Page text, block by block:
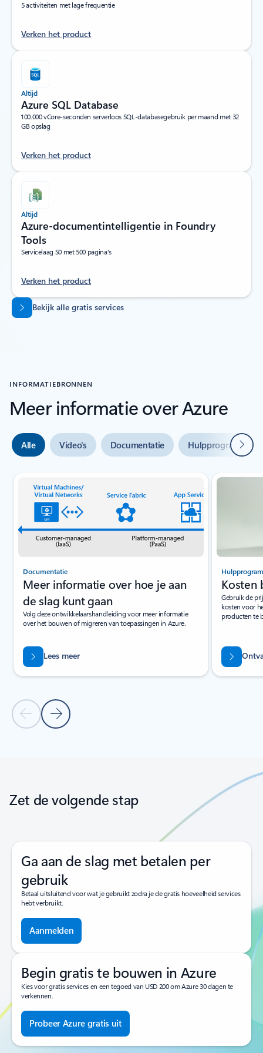
5 activiteiten met lage frequentie
Verken het product
Altijd
Azure SQL Database
100.000 vCore-seconden serverloos SQL-databasegebruik per maand met 32
GB opslag
Verken het product
Altijd
Azure-documentintelligentie in Foundry
Tools
Servicelaag S0 met 500 pagina's
Verken het product
Terug naar tabbladen
Bekijk alle gratis services
INFORMATIEBRONNEN
Meer informatie over Azure
Alle Video's Documentatie Hulpprogramma's
Dia {0} {1} indicator
Vorige diaVolgende dia
Documentatie
Meer informatie over hoe je aan
de slag kunt gaan
Volg deze ontwikkelaarshandleiding voor meer informatie
over het bouwen of migreren van toepassingen in Azure.
Lees meer
Kosten
Gebruik de
kosten voor
producten te
Zet de volgende stap
Ga aan de slag met betalen per
gebruik
Betaal uitsluitend voor wat je gebruikt zodra je de gratis hoeveelheid services
hebt verbruikt.
Aanmelden
Begin gratis te bouwen in Azure
Kies voor gratis services en een tegoed van USD 200 om Azure 30 dagen te
verkennen.
Probeer Azure gratis uit